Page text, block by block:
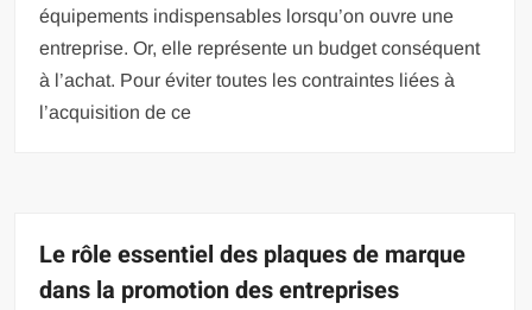
équipements indispensables lorsqu’on ouvre une
entreprise. Or, elle représente un budget conséquent
à l’achat. Pour éviter toutes les contraintes liées à
l’acquisition de ce
Le rôle essentiel des plaques de marque
dans la promotion des entreprises